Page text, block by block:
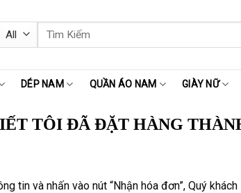
Tìm
kiếm:
DÉP NAM QUẦN ÁO NAM GIÀY NỮ
TÔI ĐÃ ĐẶT HÀNG
tin và nhấn vào nút “Nhận hóa đơn”, Quý